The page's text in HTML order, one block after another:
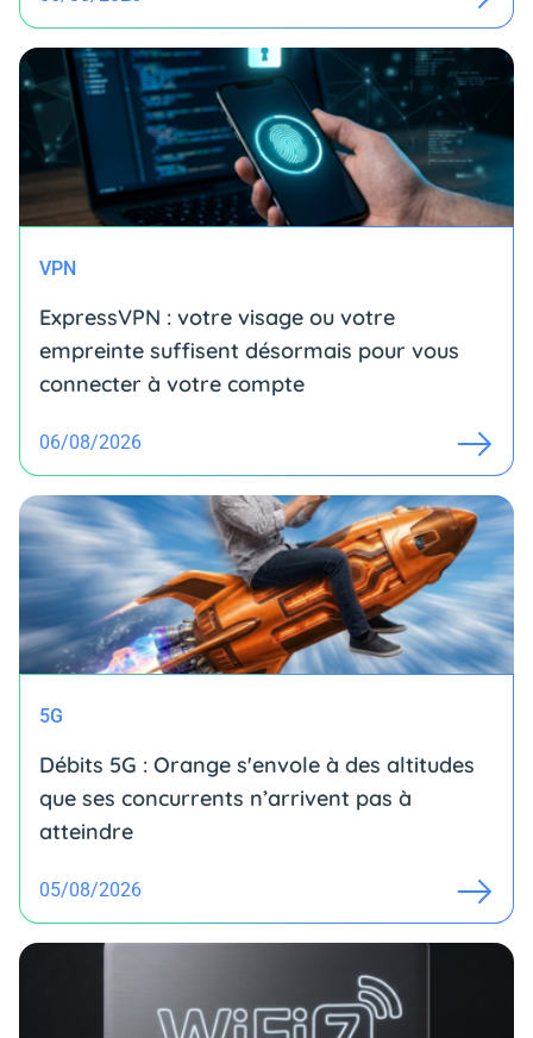
VPN
ExpressVPN : votre visage ou votre
empreinte suffisent désormais pour vous
connecter à votre compte
06/08/2026
5G
Débits 5G : Orange s'envole à des altitudes
que ses concurrents n’arrivent pas à
atteindre
05/08/2026